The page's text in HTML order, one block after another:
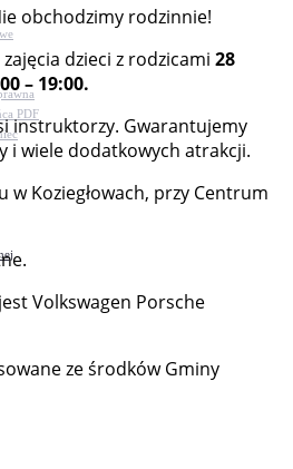
PDF
obchodzimy rodzinnie!
dzieci z rodzicami 28
– 19:00.
instruktorzy. Gwarantujemy
i wiele dodatkowych atrakcji.
w Koziegłowach, przy Centrum
Volkswagen Porsche
ze środków Gminy